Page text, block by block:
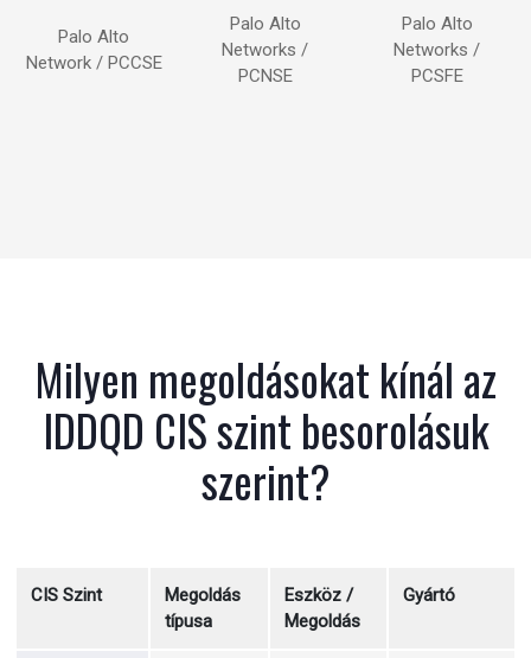
Palo Alto
Network / PCCSE
Palo Alto
Networks /
PCNSE
Palo Alto
Networks /
PCSFE
Milyen megoldásokat kínál az
IDDQD CIS szint besorolásuk
szerint?
CIS Szint
Megoldás
típusa
Eszköz /
Megoldás
Gyártó